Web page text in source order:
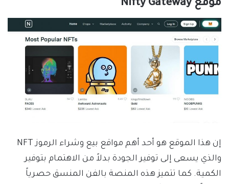
موقع Nifty Gateway
إن هذا الموقع هو أحد أهم مواقع بيع وشراء الرموز NFT
والذي يسعى إلى توفير الجودة بدلاً من الاهتمام بتوفير
الكمية. كما تتميز هذه المنصة بالفن المنسق حصرياً